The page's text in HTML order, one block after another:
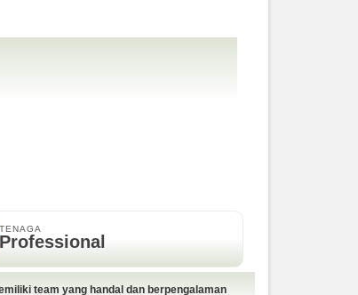
TENAGA
Professional
team yang handal dan berpengalaman